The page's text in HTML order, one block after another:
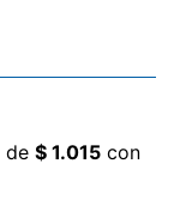
de $ 1.015 con